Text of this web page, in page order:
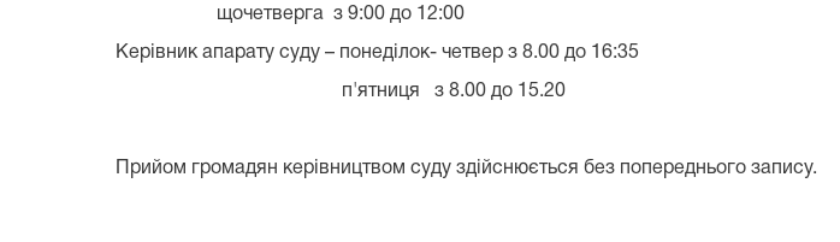
щочетверга з 9:00 до 12:00
Керівник апарату суду – понеділок- четвер з 8.00 до 16:35
п'ятниця з 8.00 до 15.20
Прийом громадян керівництвом суду здійснюється без попереднього запису.